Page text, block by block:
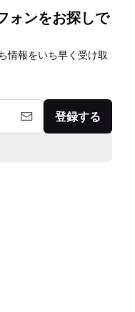
ォンをお探しで
情報をいち早く受け取
登録する